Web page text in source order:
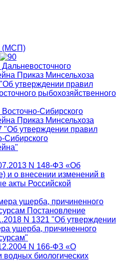
(МСП)
Приказ Минсельхоза
утверждении правил
рыбохозяйственного
Сибирского
Приказ Минсельхоза
"Об утверждении правил
Сибирского
N 148-ФЗ «Об
и о внесении изменений в
акты Российской
ущерба, причиненного
Постановление
N 1321 "Об утверждении
ущерба, причиненного
N 166-ФЗ «О
биологических